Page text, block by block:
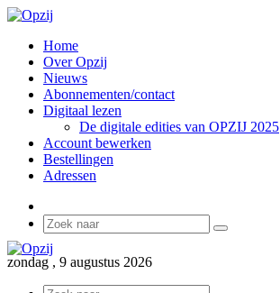
Home
Over Opzij
Nieuws
Abonnementen/contact
Digitaal lezen
De digitale edities van OPZIJ 2025
Account bewerken
Bestellingen
Adressen
Zoek
zondag , 9 augustus 2026